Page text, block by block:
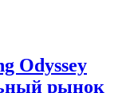
Odyssey
рынок